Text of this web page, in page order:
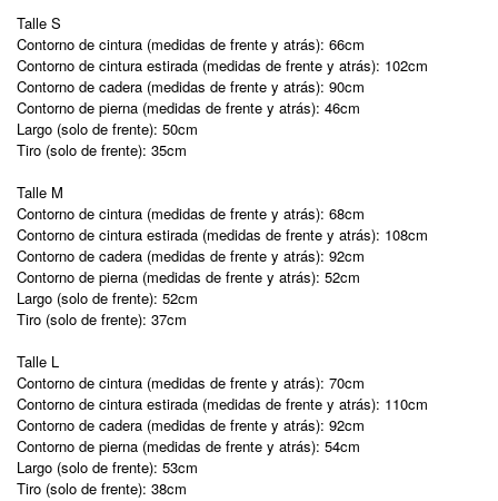
Talle S
Contorno de cintura (medidas de frente y atrás): 66cm
Contorno de cintura estirada (medidas de frente y atrás): 102cm
Contorno de cadera (medidas de frente y atrás): 90cm
Contorno de pierna (medidas de frente y atrás): 46cm
Largo (solo de frente): 50cm
Tiro (solo de frente): 35cm
Talle M
Contorno de cintura (medidas de frente y atrás): 68cm
Contorno de cintura estirada (medidas de frente y atrás): 108cm
Contorno de cadera (medidas de frente y atrás): 92cm
Contorno de pierna (medidas de frente y atrás): 52cm
Largo (solo de frente): 52cm
Tiro (solo de frente): 37cm
Talle L
Contorno de cintura (medidas de frente y atrás): 70cm
Contorno de cintura estirada (medidas de frente y atrás): 110cm
Contorno de cadera (medidas de frente y atrás): 92cm
Contorno de pierna (medidas de frente y atrás): 54cm
Largo (solo de frente): 53cm
Tiro (solo de frente): 38cm